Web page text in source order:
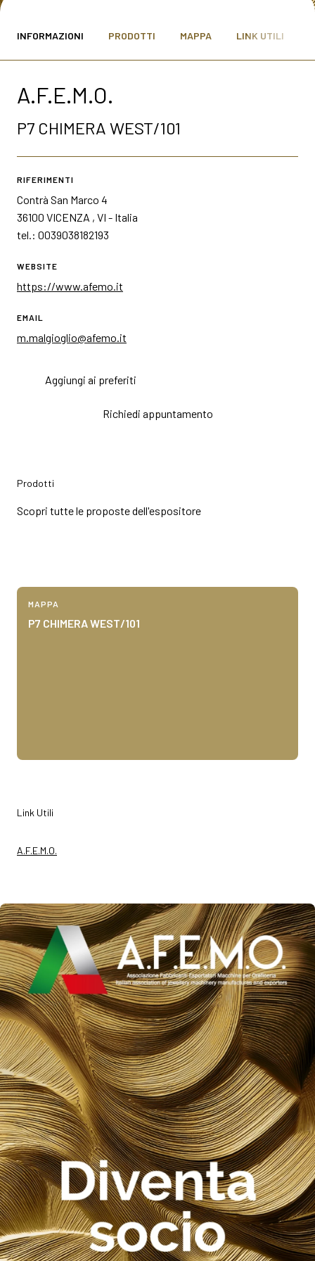
SCOPRI DI PIÙ
AREA RISERVATA VISITATORI
person
INFORMAZIONI PRODOTTI MAPPA LINK UTILI
A.F.E.M.O.
P7 CHIMERA WEST/101
RIFERIMENTI
Contrà San Marco 4
36100 VICENZA , VI - Italia
tel.: 0039038182193
WEBSITE
https://www.afemo.it
EMAIL
m.malgioglio@afemo.it
Aggiungi ai preferiti
Richiedi appuntamento
Prodotti
Scopri tutte le proposte dell'espositore
A.F.E.M.O.
MAPPA
P7 CHIMERA WEST/101
Link Utili
A.F.E.M.O.